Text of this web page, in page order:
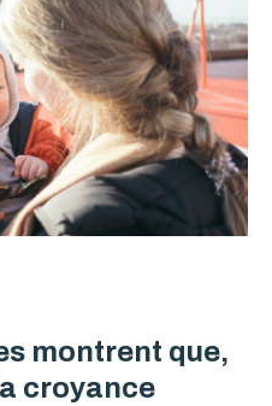
montrent que,
croyance